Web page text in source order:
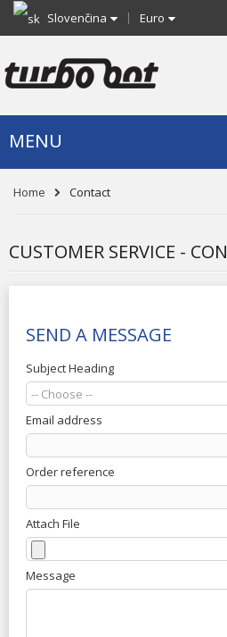
Slovenčina Euro
MENU
Home Contact
CUSTOMER SERVICE -
SEND A MESSAGE
Subject Heading
Email address
Order reference
Attach File
Message